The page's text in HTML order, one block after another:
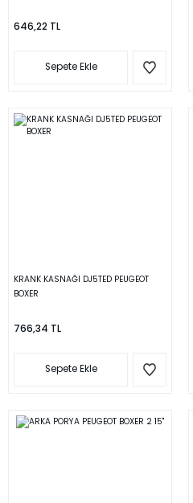
646,22 TL
Sepete Ekle
KRANK KASNAĞI DJ5TED PEUGEOT
BOXER
766,34 TL
Sepete Ekle